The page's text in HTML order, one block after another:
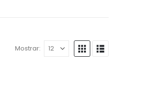
Mostrar: